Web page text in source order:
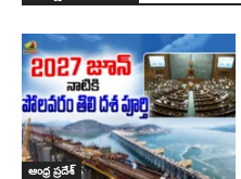
ఆంధ్ర ప్రదేశ్